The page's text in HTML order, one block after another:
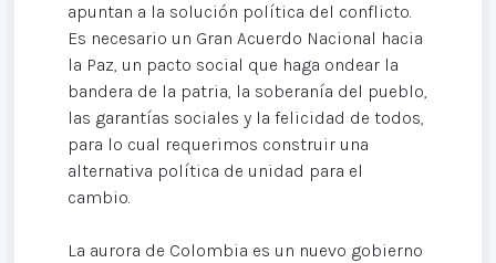
apuntan a la solución política del conflicto.
Es necesario un Gran Acuerdo Nacional hacia
la Paz, un pacto social que haga ondear la
bandera de la patria, la soberanía del pueblo,
las garantías sociales y la felicidad de todos,
para lo cual requerimos construir una
alternativa política de unidad para el
cambio.
La aurora de Colombia es un nuevo gobierno